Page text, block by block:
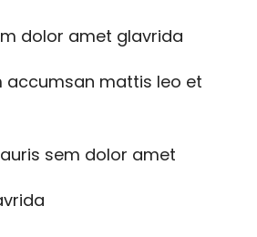
dolor amet glavrida
accumsan mattis leo et
sem dolor amet